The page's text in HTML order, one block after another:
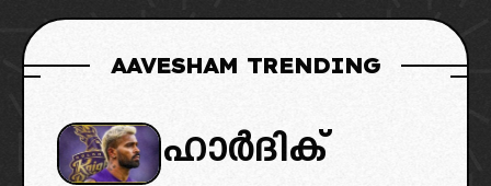
AAVESHAM TRENDING
ഹാർദിക്